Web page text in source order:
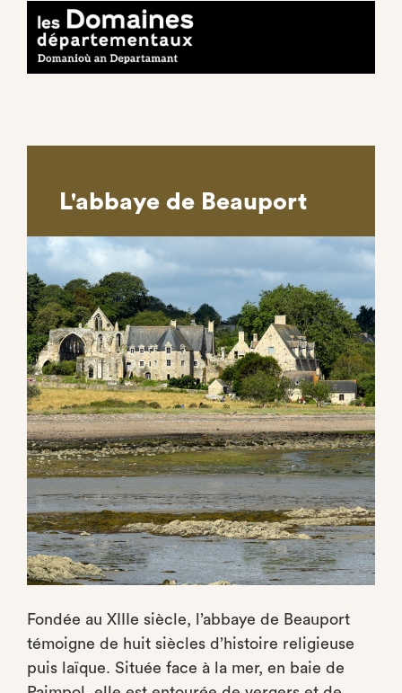
L'abbaye de Beauport
Fondée au XIIIe siècle, l’abbaye de Beauport
témoigne de huit siècles d’histoire religieuse
puis laïque. Située face à la mer, en baie de